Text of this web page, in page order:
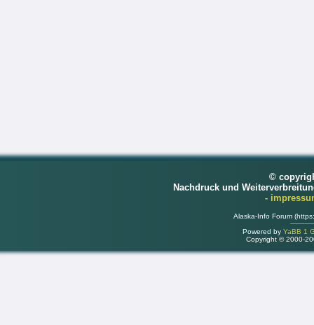
©
Nachdruck und
-
Alaska-Info Forum
Powered by YaBB 1
Copyright © 2000-